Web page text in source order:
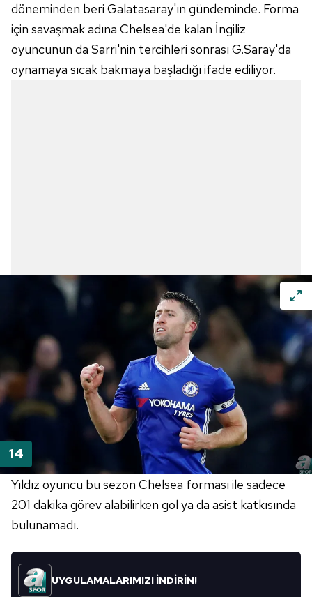
döneminden beri Galatasaray'ın gündeminde. Forma
için savaşmak adına Chelsea'de kalan İngiliz
oyuncunun da Sarri'nin tercihleri sonrası G.Saray'da
oynamaya sıcak bakmaya başladığı ifade ediliyor.
Yıldız oyuncu bu sezon Chelsea forması ile sadece
201 dakika görev alabilirken gol ya da asist katkısında
bulunamadı.
UYGULAMALARIMIZI İNDİRİN!